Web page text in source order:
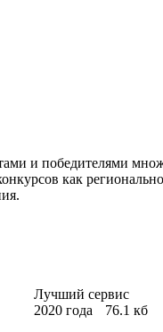
и победителями
как
Лучший сервис
2020 года
76.1 кб